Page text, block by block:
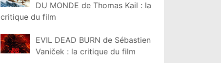
DU MONDE de Thomas Kail : la
critique du film
EVIL DEAD BURN de Sébastien
Vaniček : la critique du film